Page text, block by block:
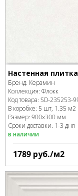
Настенная
Бренд: Керамин
Коллекция: Флокк
Код товара: SD-235253-
В коробке: 5 шт, 1.35 м2
Размер: 900x300 мм
Сроки доставки: 1-3 дня
в наличии
1789 руб./м2